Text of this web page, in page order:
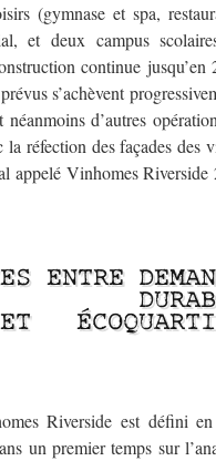
(gymnase et spa,
et deux campus
continue jusqu’en
s’achèvent
d’autres
réfection des façades des
appelé Vinhomes Riverside
ENTRE
Riverside est défini
un premier temps sur